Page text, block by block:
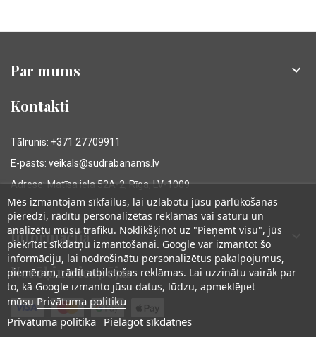
Par mums 
Kontakti
Tālrunis: +371 27709911
E-pasts: veikals@sudrabanams.lv
Adrese: Matīsa iela 52A-2, Rīga, LV-1009
Informācija
Norēķinu iespējas
Mēs izmantojam sīkfailus, lai uzlabotu jūsu pārlūkošanas
pieredzi, rādītu personalizētas reklāmas vai saturu un
analizētu mūsu trafiku. Noklikšķinot uz "Pieņemt visu", jūs
piekrītat sīkdatņu izmantošanai. Google var izmantot šo
informāciju, lai nodrošinātu personalizētus pakalpojumus,
piemēram, rādīt atbilstošas reklāmas. Lai uzzinātu vairāk par
to, kā Google izmanto jūsu datus, lūdzu, apmeklējiet
mūsu Privātuma politiku
Privātuma politika Pielāgot sīkdatnes